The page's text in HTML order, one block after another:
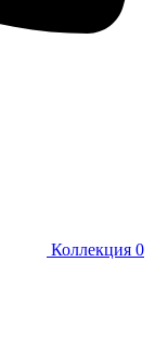
Коллекция 0